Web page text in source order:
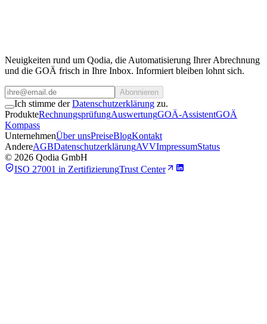
Neuigkeiten rund um Qodia, die Automatisierung Ihrer Abrechnung
und die GOÄ frisch in Ihre Inbox. Informiert bleiben lohnt sich.
Abonnieren
Ich stimme der Datenschutzerklärung zu.
ProdukteRechnungsprüfungAuswertungGOÄ-AssistentGOÄ
Kompass
UnternehmenÜber unsPreiseBlogKontakt
AndereAGBDatenschutzerklärungAVVImpressumStatus
© 2026 Qodia GmbH
ISO 27001 in ZertifizierungTrust Center